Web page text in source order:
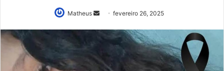
Matheus
Mande
e-
fevereiro 26, 2025